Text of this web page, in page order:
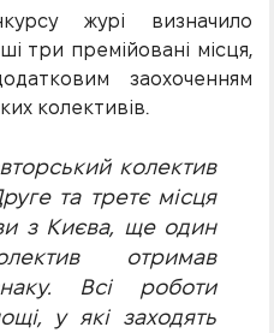
журі визначило
три премійовані місця,
заохоченням
колективів.
колектив
та третє місця
з Києва, ще один
отримав
Всі роботи
у які заходять